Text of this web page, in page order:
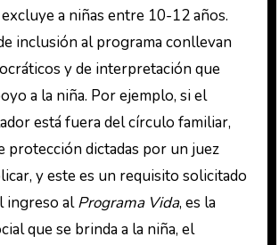
a niñas entre 10-12 años.
inclusión al programa conllevan
y de interpretación que
a la niña. Por ejemplo, si el
está fuera del círculo familiar,
protección dictadas por un juez
y este es un requisito solicitado
ingreso alPrograma Vida, es la
que se brinda a la niña, el